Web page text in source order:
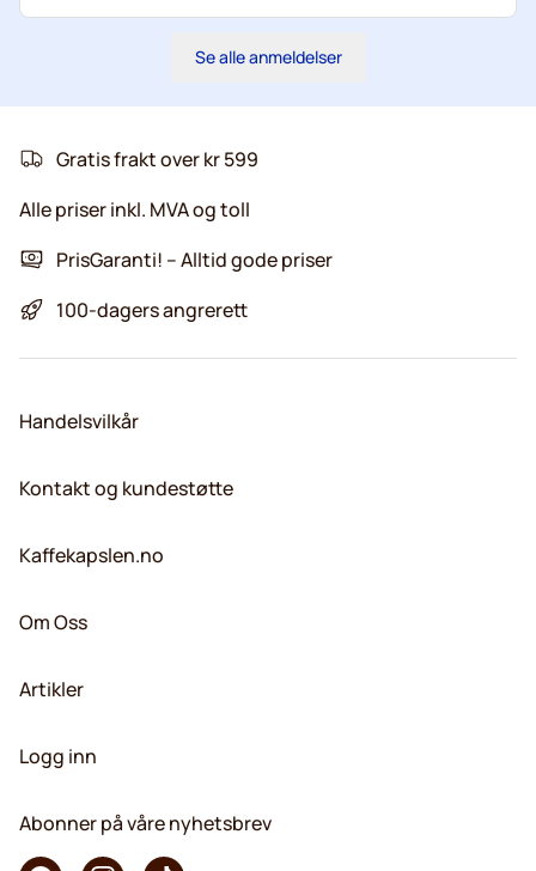
Se alle anmeldelser
Gratis frakt over kr 599
Alle priser inkl. MVA og toll
PrisGaranti! – Alltid gode priser
100-dagers angrerett
Handelsvilkår
Kontakt og kundestøtte
Kaffekapslen.no
Om Oss
Artikler
Logg inn
Abonner på våre nyhetsbrev